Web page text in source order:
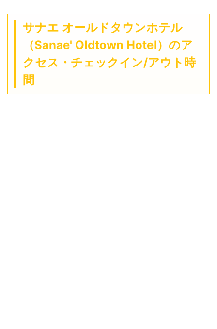
サナエ オールドタウンホテル
（Sanae' Oldtown Hotel）のア
クセス・チェックイン/アウト時
間